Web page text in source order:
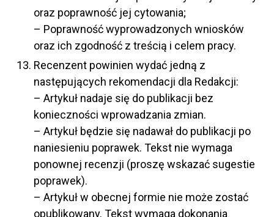
oraz poprawność jej cytowania;
– Poprawność wyprowadzonych wniosków
oraz ich zgodność z treścią i celem pracy.
Recenzent powinien wydać jedną z
następujących rekomendacji dla Redakcji:
– Artykuł nadaje się do publikacji bez
konieczności wprowadzania zmian.
– Artykuł będzie się nadawał do publikacji po
naniesieniu poprawek. Tekst nie wymaga
ponownej recenzji (proszę wskazać sugestie
poprawek).
– Artykuł w obecnej formie nie może zostać
opublikowany. Tekst wymaga dokonania